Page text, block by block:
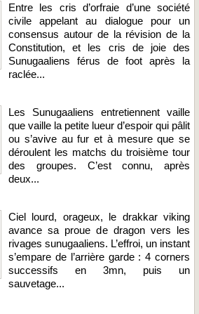
Entre les cris d’orfraie d’une société
civile appelant au dialogue pour un
consensus autour de la révision de la
Constitution, et les cris de joie des
Sunugaaliens férus de foot après la
raclée...
Les Sunugaaliens entretiennent vaille
que vaille la petite lueur d’espoir qui pâlit
ou s’avive au fur et à mesure que se
déroulent les matchs du troisième tour
des groupes. C’est connu, après
deux...
Ciel lourd, orageux, le drakkar viking
avance sa proue de dragon vers les
rivages sunugaaliens. L’effroi, un instant
s’empare de l’arrière garde : 4 corners
successifs en 3mn, puis un
sauvetage...